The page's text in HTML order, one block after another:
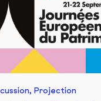
, Projection